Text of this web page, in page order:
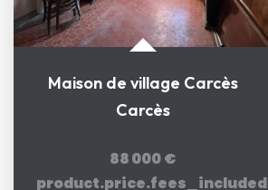
Maison de village Carcès
Carcès
88 000 €
product.price.fees_included